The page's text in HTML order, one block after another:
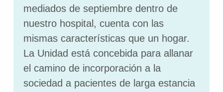
mediados de septiembre dentro de
nuestro hospital, cuenta con las
mismas características que un hogar.
La Unidad está concebida para allanar
el camino de incorporación a la
sociedad a pacientes de larga estancia